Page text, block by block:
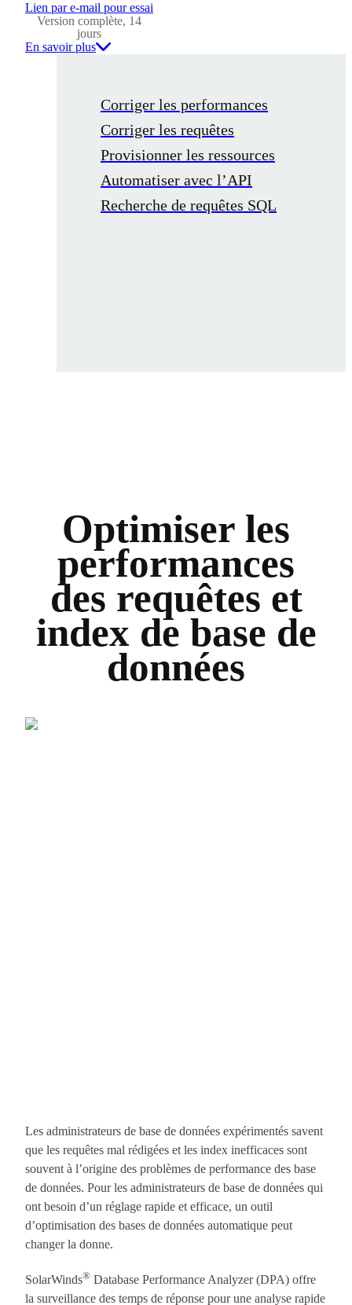
Lien par e-mail pour essai
Version complète, 14
jours
En savoir plus
Corriger les performances
Corriger les requêtes
Provisionner les ressources
Automatiser avec l’API
Recherche de requêtes SQL
Optimiser les
performances
des requêtes et
index de base de
données
Les administrateurs de base de données expérimentés savent
que les requêtes mal rédigées et les index inefficaces sont
souvent à l’origine des problèmes de performance des base
de données. Pour les administrateurs de base de données qui
ont besoin d’un réglage rapide et efficace, un outil
d’optimisation des bases de données automatique peut
changer la donne.
SolarWinds® Database Performance Analyzer (DPA) offre
la surveillance des temps de réponse pour une analyse rapide